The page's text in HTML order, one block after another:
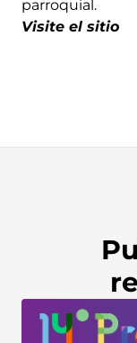
parroquial.
Visite el sitio